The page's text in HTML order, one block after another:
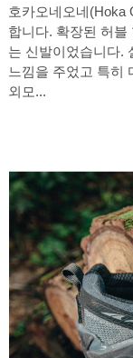
호카오네오네(Hoka
합니다. 확장된 허
는 신발이었습니다.
느낌을 주었고 특히
외모...